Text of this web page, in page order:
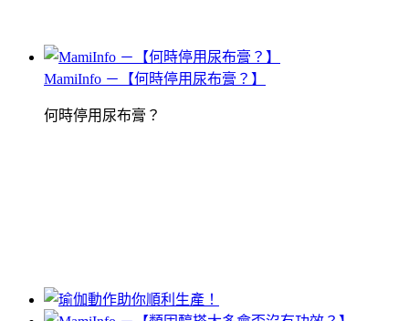
MamiInfo －【何時停用尿布膏？】
何時停用尿布膏？